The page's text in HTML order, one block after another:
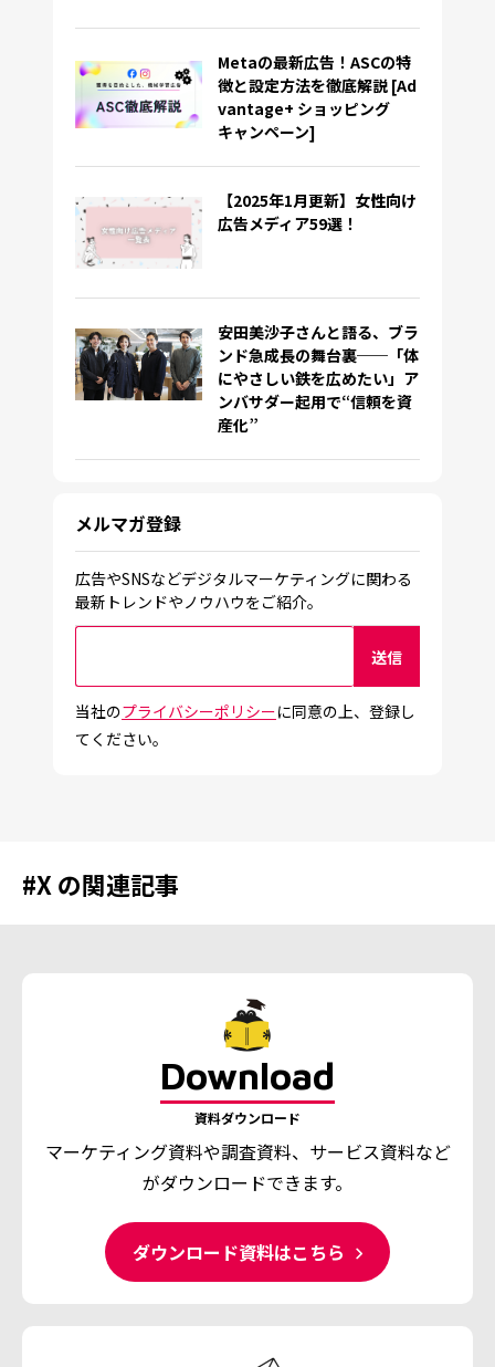
Metaの最新広告！ASCの特
徴と設定方法を徹底解説 [Ad
vantage+ ショッピング
キャンペーン]
【2025年1月更新】女性向け
広告メディア59選！
安田美沙子さんと語る、ブラ
ンド急成長の舞台裏──「体
にやさしい鉄を広めたい」ア
ンバサダー起用で“信頼を資
産化”
メルマガ登録
広告やSNSなどデジタルマーケティングに関わる
最新トレンドやノウハウをご紹介。
当社のプライバシーポリシーに同意の上、登録し
てください。
#Xの関連記事
Download
資料ダウンロード
マーケティング資料や調査資料、 サービス資料など
がダウンロードできます。
ダウンロード資料はこちら